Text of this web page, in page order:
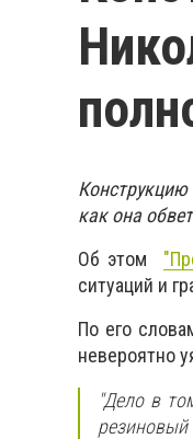
как она
Об этом "
ситуаций и
По его
невероятно
"Дело в
резиновый